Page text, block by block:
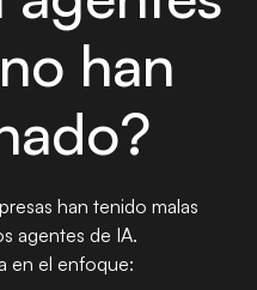
han
han tenido malas
agentes de IA.
en el enfoque: